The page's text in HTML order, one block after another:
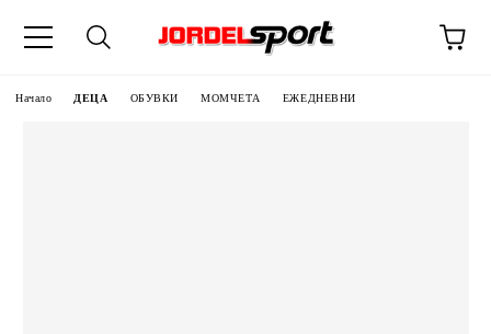
Начало ДЕЦА ОБУВКИ МОМЧЕТА ЕЖЕДНЕВНИ